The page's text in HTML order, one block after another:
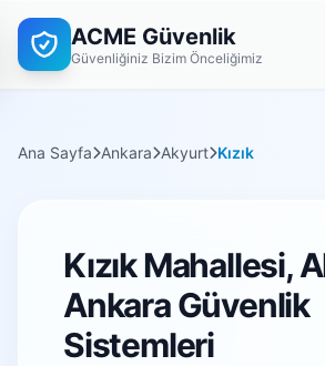
ACME Güvenlik
Güvenliğiniz Bizim Önceliğimiz
Ana Sayfa Ankara Akyurt Kızık
Kızık Mahallesi,
Ankara Güvenlik
Sistemleri